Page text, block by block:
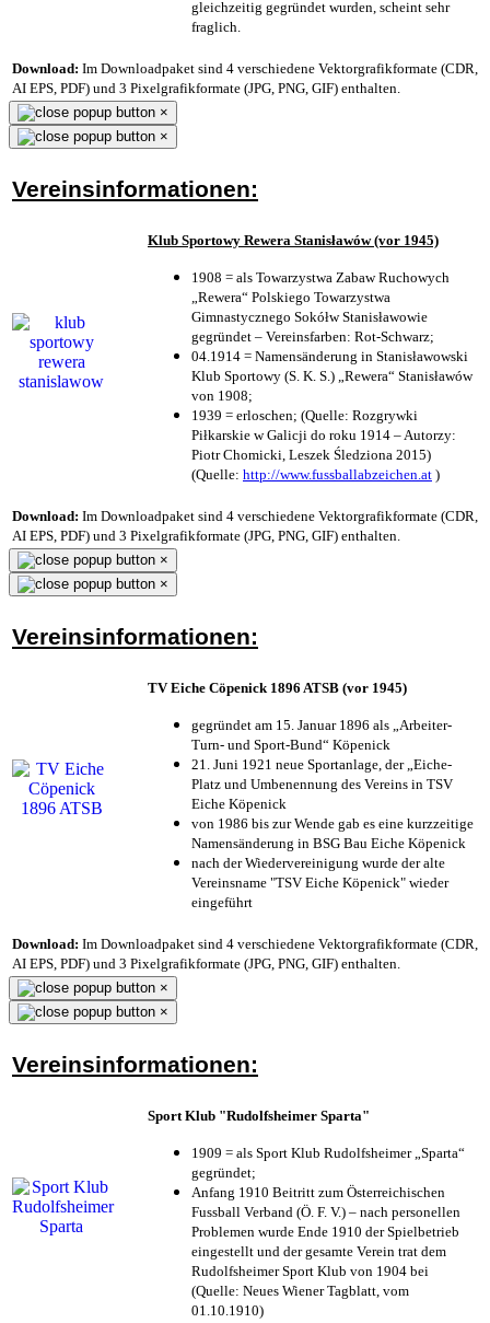
gleichzeitig gegründet wurden, scheint sehr
fraglich.
Download: Im Downloadpaket sind 4 verschiedene Vektorgrafikformate (CDR,
AI EPS, PDF) und 3 Pixelgrafikformate (JPG, PNG, GIF) enthalten.
×
×
Vereinsinformationen:
Klub Sportowy Rewera Stanisławów (vor 1945)
1908 = als Towarzystwa Zabaw Ruchowych
„Rewera“ Polskiego Towarzystwa
Gimnastycznego Sokółw Stanisławowie
gegründet – Vereinsfarben: Rot-Schwarz;
04.1914 = Namensänderung in Stanisławowski
Klub Sportowy (S. K. S.) „Rewera“ Stanisławów
von 1908;
1939 = erloschen; (Quelle: Rozgrywki
Piłkarskie w Galicji do roku 1914 – Autorzy:
Piotr Chomicki, Leszek Śledziona 2015)
(Quelle: http://www.fussballabzeichen.at )
Download: Im Downloadpaket sind 4 verschiedene Vektorgrafikformate (CDR,
AI EPS, PDF) und 3 Pixelgrafikformate (JPG, PNG, GIF) enthalten.
×
×
Vereinsinformationen:
TV Eiche Cöpenick 1896 ATSB (vor 1945)
gegründet am 15. Januar 1896 als „Arbeiter-
Turn- und Sport-Bund“ Köpenick
21. Juni 1921 neue Sportanlage, der „Eiche-
Platz und Umbenennung des Vereins in TSV
Eiche Köpenick
von 1986 bis zur Wende gab es eine kurzzeitige
Namensänderung in BSG Bau Eiche Köpenick
nach der Wiedervereinigung wurde der alte
Vereinsname "TSV Eiche Köpenick" wieder
eingeführt
Download: Im Downloadpaket sind 4 verschiedene Vektorgrafikformate (CDR,
AI EPS, PDF) und 3 Pixelgrafikformate (JPG, PNG, GIF) enthalten.
×
×
Vereinsinformationen:
Sport Klub "Rudolfsheimer Sparta"
1909 = als Sport Klub Rudolfsheimer „Sparta“
gegründet;
Anfang 1910 Beitritt zum Österreichischen
Fussball Verband (Ö. F. V.) – nach personellen
Problemen wurde Ende 1910 der Spielbetrieb
eingestellt und der gesamte Verein trat dem
Rudolfsheimer Sport Klub von 1904 bei
(Quelle: Neues Wiener Tagblatt, vom
01.10.1910)